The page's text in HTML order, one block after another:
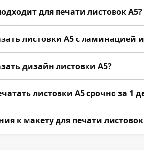
листовки А5 с QR-кодами,
мессенджеры, форму
для печати листовок А5?
мелованная бумага
материалы. Для premium-
листовки А5 с ламинацией
глянцевая и soft-touch
тиснение фольгой и
дизайн листовки А5?
дизайн листовки А5 под ключ.
подготовить текст,
листовки А5 срочно за 1
листовок А5 за 1 день
к макету для печати листовок